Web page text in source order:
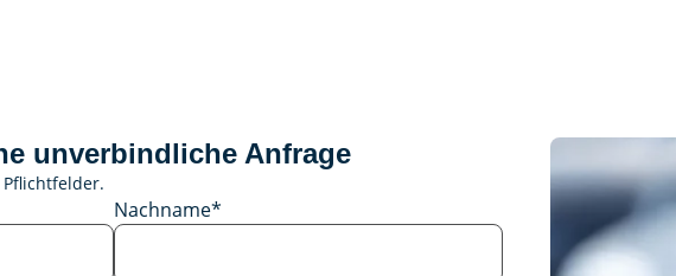
unverbindliche Anfrage
Nachname*